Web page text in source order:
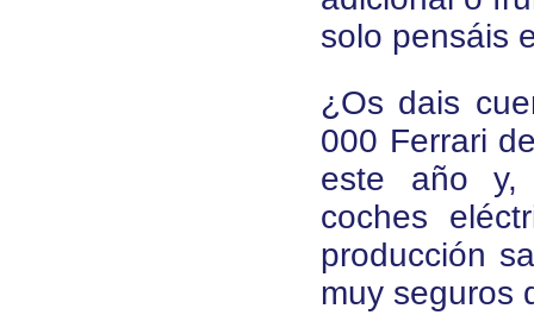
solo pensáis
¿Os dais
000 Ferrari
este año y,
coches
producción
muy seguros